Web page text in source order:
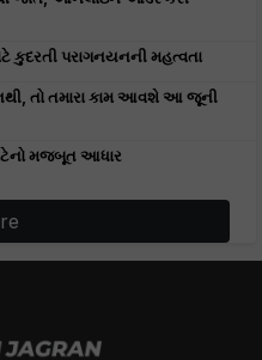
કુદરતી પરાગનયનની મહત્વતા
તો તમારા કામ આવશે આ જૂની
મજબૂત આધાર